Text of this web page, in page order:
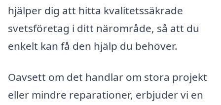
hjälper dig att hitta kvalitetssäkrade
svetsföretag i ditt närområde, så att du
enkelt kan få den hjälp du behöver.
Oavsett om det handlar om stora projekt
eller mindre reparationer, erbjuder vi en